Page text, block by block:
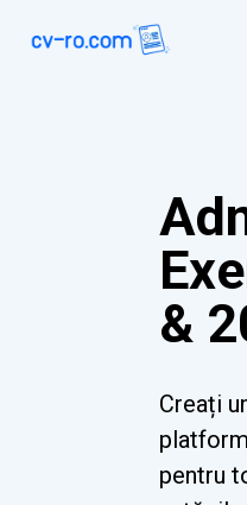
&
Creați
pentru